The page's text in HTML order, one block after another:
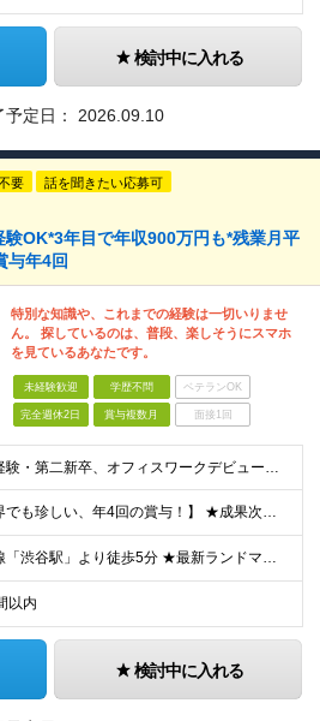
検討中に入れる
定日： 2026.09.10
要 話を聞きたい応募可
OK*3年目で年収900万円も*残業月平
与年4回
特別な知識や、これまでの経験は一切いりませ
ん。 探しているのは、普段、楽しそうにスマホ
を見ているあなたです。
未経験歓迎 学歴不問 ベテランOK
完全週休2日 賞与複数月 面接1回
★未経験・第二新卒、オフィスワークデビュー大歓迎 ★平均年齢は28.6歳！ ★20代の若手メンバーが中心になって活躍している職場です！ ●学歴不問 ※35歳以下の方（若年層の長期キャリア形成） ★こ
【業界でも珍しい、年4回の賞与！】 ★成果次第でスピード昇給可 →20代で年収700万〜900万超も！ ■未経験：月給26〜30万円＋賞与年4回（業績による）＋各種手当 ※経験・スキルを考慮して決定
★各線「渋谷駅」より徒歩5分 ★最新ランドマークオフィスです！ ★転勤はありません 【本社】 東京都渋谷区道玄坂2-25-12 道玄坂通 dogenzaka-dori 5階 ※(変更の範囲)上記を除
以内
検討中に入れる